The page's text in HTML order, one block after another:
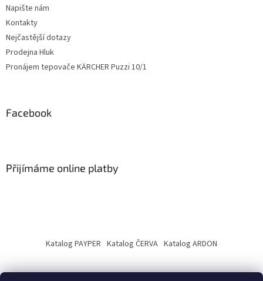
Napište nám
Kontakty
Nejčastější dotazy
Prodejna Hluk
Pronájem tepovače KÄRCHER Puzzi 10/1
Facebook
Přijímáme online platby
Katalog PAYPER Katalog ČERVA Katalog ARDON